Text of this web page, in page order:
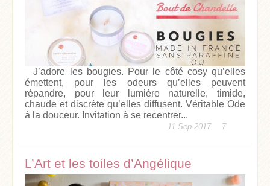
J’adore les bougies. Pour le côté cosy qu’elles
émettent, pour les odeurs qu’elles peuvent
répandre, pour leur lumière naturelle, timide,
chaude et discrète qu’elles diffusent. Véritable Ode
à la douceur. Invitation à se recentrer...
11 Sep 2017, 7
L’Art et les toiles d’Angélique